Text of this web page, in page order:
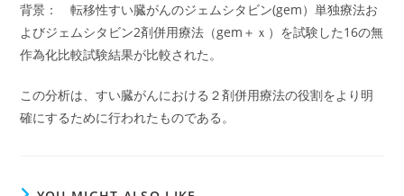
背景： 転移性すい臓がんのジェムシタビン(gem）単独療法お
よびジェムシタビン2剤併用療法（gem＋ｘ）を試験した16の無
作為化比較試験結果が比較された。
この分析は、すい臓がんにおける２剤併用療法の役割をより明
確にするために行われたものである。